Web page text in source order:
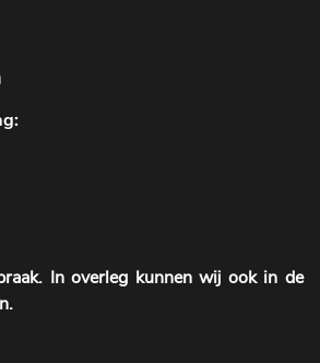
In overleg kunnen wij ook in de